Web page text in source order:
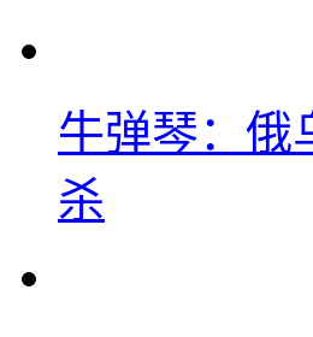
牛弹琴：俄
杀